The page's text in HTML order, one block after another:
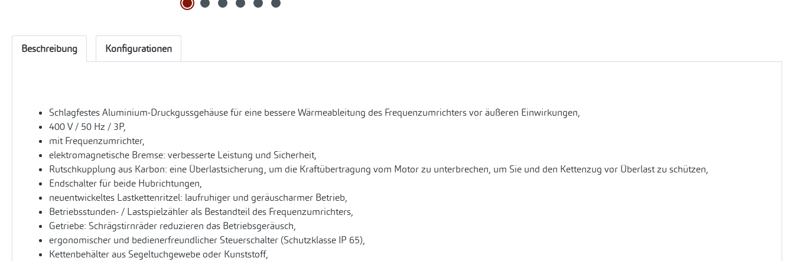
Beschreibung Konfigurationen
Schlagfestes Aluminium-Druckgussgehäuse für eine bessere Wärmeableitung des Frequenzumrichters vor äußeren Einwirkungen,
400 V / 50 Hz / 3P,
mit Frequenzumrichter,
elektromagnetische Bremse: verbesserte Leistung und Sicherheit,
Rutschkupplung aus Karbon: eine Überlastsicherung, um die Kraftübertragung vom Motor zu unterbrechen, um Sie und den Kettenzug vor Überlast zu schützen,
Endschalter für beide Hubrichtungen,
neuentwickeltes Lastkettenritzel: laufruhiger und geräuscharmer Betrieb,
Betriebsstunden- / Lastspielzähler als Bestandteil des Frequenzumrichters,
Getriebe: Schrägstirnräder reduzieren das Betriebsgeräusch,
ergonomischer und bedienerfreundlicher Steuerschalter (Schutzklasse IP 65),
Kettenbehälter aus Segeltuchgewebe oder Kunststoff,